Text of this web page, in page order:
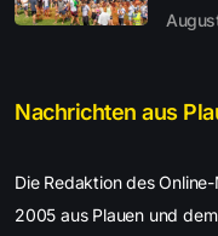
Nachrichten aus
Die Redaktion des
2005 aus Plauen und